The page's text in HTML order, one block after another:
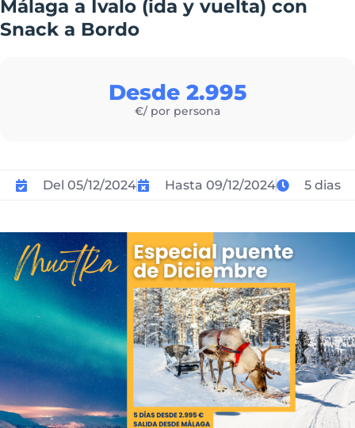
Málaga a Ivalo (ida y vuelta) con
Snack a Bordo
Desde 2.995
€/ por persona
Del 05/12/2024 Hasta 09/12/2024 5 dias